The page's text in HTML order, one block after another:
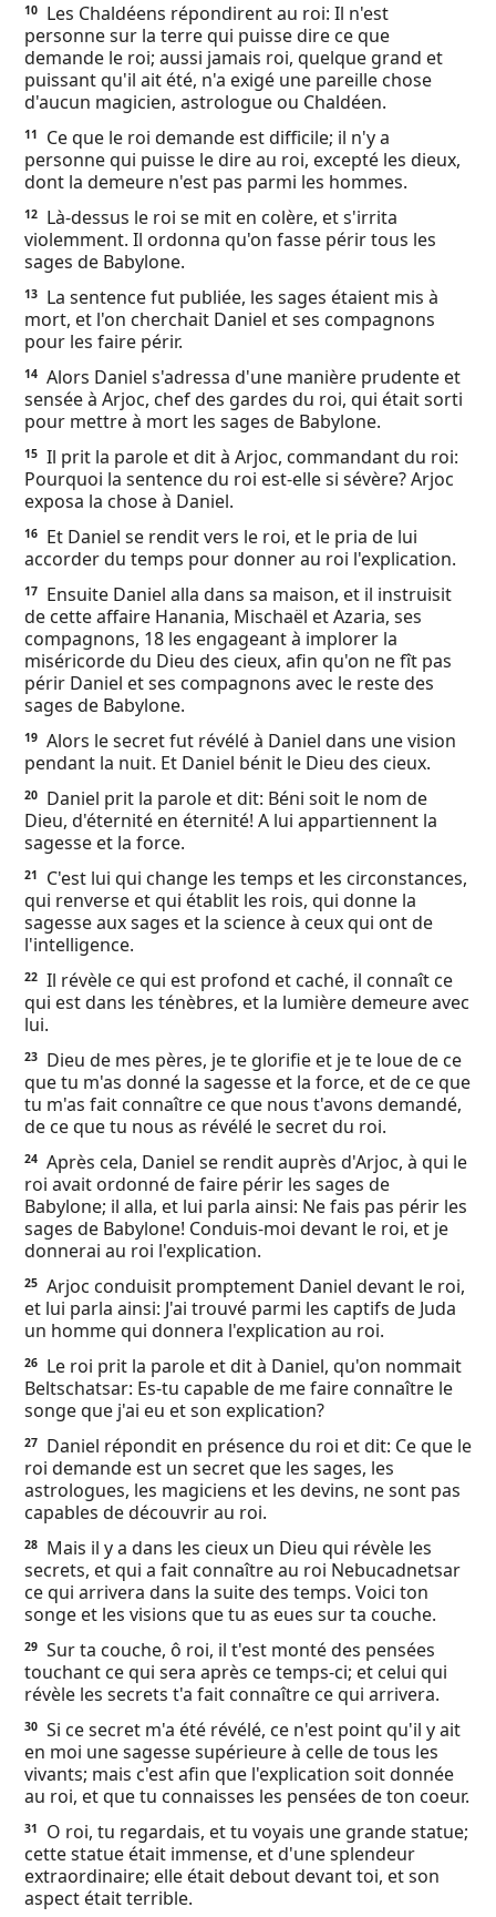
10
Les Chaldéens répondirent au roi: Il n'est
personne sur la terre qui puisse dire ce que
demande le roi; aussi jamais roi, quelque grand et
puissant qu'il ait été, n'a exigé une pareille chose
d'aucun magicien, astrologue ou Chaldéen.
11
Ce que le roi demande est difficile; il n'y a
personne qui puisse le dire au roi, excepté les dieux,
dont la demeure n'est pas parmi les hommes.
12
Là-dessus le roi se mit en colère, et s'irrita
violemment. Il ordonna qu'on fasse périr tous les
sages de Babylone.
13
La sentence fut publiée, les sages étaient mis à
mort, et l'on cherchait Daniel et ses compagnons
pour les faire périr.
14 Alors Daniel s'adressa d'une manière prudente et
sensée à Arjoc, chef des gardes du roi, qui était sorti
pour mettre à mort les sages de Babylone.
15 Il prit la parole et dit à Arjoc, commandant du roi:
Pourquoi la sentence du roi est-elle si sévère? Arjoc
exposa la chose à Daniel.
16
Et Daniel se rendit vers le roi, et le pria de lui
accorder du temps pour donner au roi l'explication.
17
Ensuite Daniel alla dans sa maison, et il instruisit
de cette affaire Hanania, Mischaël et Azaria, ses
compagnons, 18 les engageant à implorer la
miséricorde du Dieu des cieux, afin qu'on ne fît pas
périr Daniel et ses compagnons avec le reste des
sages de Babylone.
19 Alors le secret fut révélé à Daniel dans une vision
pendant la nuit. Et Daniel bénit le Dieu des cieux.
20
Daniel prit la parole et dit: Béni soit le nom de
Dieu, d'éternité en éternité! A lui appartiennent la
sagesse et la force.
21
C'est lui qui change les temps et les circonstances,
qui renverse et qui établit les rois, qui donne la
sagesse aux sages et la science à ceux qui ont de
l'intelligence.
22 Il révèle ce qui est profond et caché, il connaît ce
qui est dans les ténèbres, et la lumière demeure avec
lui.
23
Dieu de mes pères, je te glorifie et je te loue de ce
que tu m'as donné la sagesse et la force, et de ce que
tu m'as fait connaître ce que nous t'avons demandé,
de ce que tu nous as révélé le secret du roi.
24 Après cela, Daniel se rendit auprès d'Arjoc, à qui le
roi avait ordonné de faire périr les sages de
Babylone; il alla, et lui parla ainsi: Ne fais pas périr les
sages de Babylone! Conduis-moi devant le roi, et je
donnerai au roi l'explication.
25 Arjoc conduisit promptement Daniel devant le roi,
et lui parla ainsi: J'ai trouvé parmi les captifs de Juda
un homme qui donnera l'explication au roi.
26
Le roi prit la parole et dit à Daniel, qu'on nommait
Beltschatsar: Es-tu capable de me faire connaître le
songe que j'ai eu et son explication?
27
Daniel répondit en présence du roi et dit: Ce que le
roi demande est un secret que les sages, les
astrologues, les magiciens et les devins, ne sont pas
capables de découvrir au roi.
28
Mais il y a dans les cieux un Dieu qui révèle les
secrets, et qui a fait connaître au roi Nebucadnetsar
ce qui arrivera dans la suite des temps. Voici ton
songe et les visions que tu as eues sur ta couche.
29 Sur ta couche, ô roi, il t'est monté des pensées
touchant ce qui sera après ce temps-ci; et celui qui
révèle les secrets t'a fait connaître ce qui arrivera.
30 Si ce secret m'a été révélé, ce n'est point qu'il y ait
en moi une sagesse supérieure à celle de tous les
vivants; mais c'est afin que l'explication soit donnée
au roi, et que tu connaisses les pensées de ton coeur.
31
O roi, tu regardais, et tu voyais une grande statue;
cette statue était immense, et d'une splendeur
extraordinaire; elle était debout devant toi, et son
aspect était terrible.